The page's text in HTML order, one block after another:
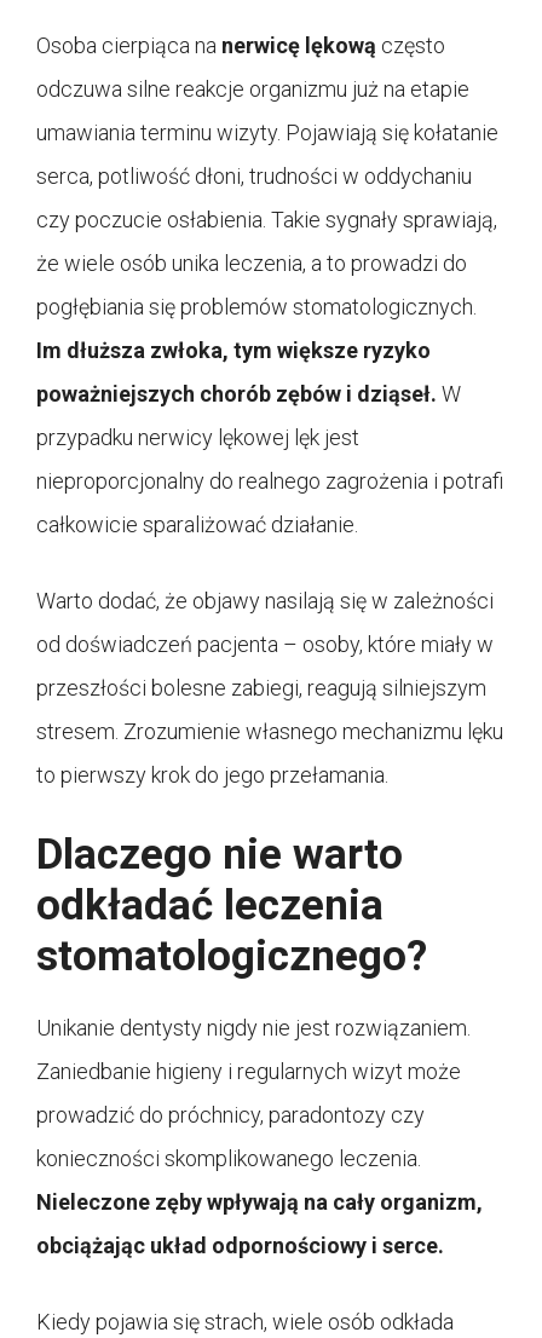
Osoba cierpiąca na nerwicę lękową często
odczuwa silne reakcje organizmu już na etapie
umawiania terminu wizyty. Pojawiają się kołatanie
serca, potliwość dłoni, trudności w oddychaniu
czy poczucie osłabienia. Takie sygnały sprawiają,
że wiele osób unika leczenia, a to prowadzi do
pogłębiania się problemów stomatologicznych.
Im dłuższa zwłoka, tym większe ryzyko
poważniejszych chorób zębów i dziąseł. W
przypadku nerwicy lękowej lęk jest
nieproporcjonalny do realnego zagrożenia i potrafi
całkowicie sparaliżować działanie.
Warto dodać, że objawy nasilają się w zależności
od doświadczeń pacjenta – osoby, które miały w
przeszłości bolesne zabiegi, reagują silniejszym
stresem. Zrozumienie własnego mechanizmu lęku
to pierwszy krok do jego przełamania.
Dlaczego nie warto
odkładać leczenia
stomatologicznego?
Unikanie dentysty nigdy nie jest rozwiązaniem.
Zaniedbanie higieny i regularnych wizyt może
prowadzić do próchnicy, paradontozy czy
konieczności skomplikowanego leczenia.
Nieleczone zęby wpływają na cały organizm,
obciążając układ odpornościowy i serce.
Kiedy pojawia się strach, wiele osób odkłada